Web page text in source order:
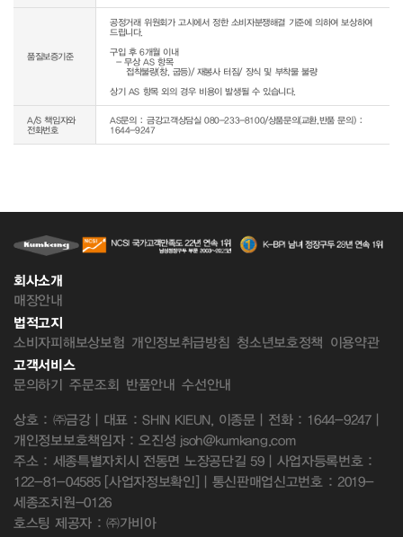
품질보증기준
공정거래 위원회가 고시에서 정한 소비자분쟁해결 기준에 의하여 보상하여
드립니다.
구입 후 6개월 이내
  - 무상 AS 항목
상기 AS 항목 외의 경우 비용이 발생될 수 있습니다.
A/S 책임자와
전화번호
AS문의 : 금강고객상담실 080-233-8100/상품문의(교환,반품 문의) :
1644-9247
회사소개
매장안내
법적고지
소비자피해보상보험 개인정보취급방침 청소년보호정책 이용약관
고객서비스
문의하기 주문조회 반품안내 수선안내
상호 : ㈜금강 | 대표 : SHIN KIEUN, 이종문 | 전화 : 1644-9247 |
개인정보보호책임자 : 오진성 jsoh@kumkang.com
주소 : 세종특별자치시 전동면 노장공단길 59 | 사업자등록번호 :
122-81-04585 [사업자정보확인] | 통신판매업신고번호 : 2019-
세종조치원-0126
호스팅 제공자 : ㈜가비아